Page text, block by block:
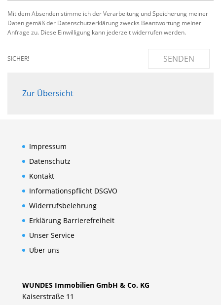
Mit dem Absenden stimme ich der Verarbeitung und Speicherung meiner
Daten gemäß der Datenschutzerklärung zwecks Beantwortung meiner
Anfrage zu. Diese Einwilligung kann jederzeit widerrufen werden.
SICHER! SENDEN
Zur Übersicht
Impressum
Datenschutz
Kontakt
Informationspflicht DSGVO
Widerrufsbelehrung
Erklärung Barrierefreiheit
Unser Service
Über uns
WUNDES Immobilien GmbH & Co. KG
Kaiserstraße 11